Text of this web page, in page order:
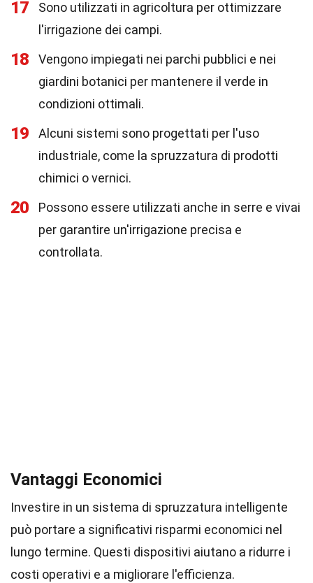
17
Sono utilizzati in agricoltura per ottimizzare
l'irrigazione dei campi.
18
Vengono impiegati nei parchi pubblici e nei
giardini botanici per mantenere il verde in
condizioni ottimali.
19
Alcuni sistemi sono progettati per l'uso
industriale, come la spruzzatura di prodotti
chimici o vernici.
20
Possono essere utilizzati anche in serre e vivai
per garantire un'irrigazione precisa e
controllata.
Vantaggi Economici
Investire in un sistema di spruzzatura intelligente
può portare a significativi risparmi economici nel
lungo termine. Questi dispositivi aiutano a ridurre i
costi operativi e a migliorare l'efficienza.